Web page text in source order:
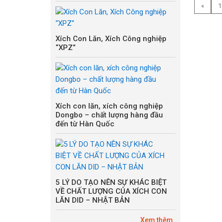
« 1
Xích Con Lăn, Xích Công nghiệp
“XPZ”
Xích con lăn, xích công nghiệp
Dongbo – chất lượng hàng đầu
đến từ Hàn Quốc
5 LÝ DO TẠO NÊN SỰ KHÁC BIỆT
VỀ CHẤT LƯỢNG CỦA XÍCH CON
LĂN DID – NHẬT BẢN
Xem thêm